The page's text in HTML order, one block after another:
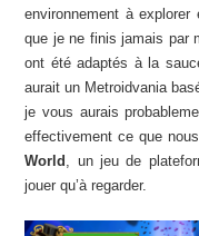
environnement à
que je ne finis jamais par
ont été adaptés à la
aurait un Metroidvania
je vous aurais
effectivement ce que
World , un jeu de
jouer qu’à regarder.